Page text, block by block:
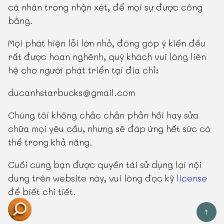
cá nhân trong nhận xét, để mọi sự được công
bằng.
Mọi phát hiện lỗi lớn nhỏ, đóng góp ý kiến đều
rất được hoan nghênh, quý khách vui lòng liên
hệ cho người phát triển tại địa chỉ:
ducanhstarbucks@gmail.com
Chúng tôi không chắc chắn phản hồi hay sửa
chữa mọi yêu cầu, nhưng sẽ đáp ứng hết sức có
thể trong khả năng.
Cuối cùng bạn được quyền tái sử dụng lại nội
dung trên website này, vui lòng đọc kỹ license
để biết chi tiết.
↑